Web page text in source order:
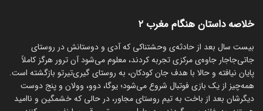
خلاصه داستان هنگام مغرب ۲
بیست سال بعد از حادثه‌ی وحشتناکی که آدی و دوستانش در روستای
جاتی‌جاجار جاوه‌ی مرکزی تجربه کردند، معلوم می‌شود آن ترور هرگز کاملاً
پایان نیافته و حالا با هدف جان کودکان، به روستای گیری‌تیرتو بازگشته است.
همه‌چیز از یک بازی فوتبال شروع می‌شود؛ یوگا، دوو، وولان و پنج دوست
دیگرشان بعد از باخت به تیم روستای مجاور، در حالی که خشمگین و ناامید